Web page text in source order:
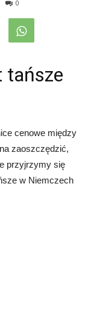
0
tańsze
cenowe między
zaoszczędzić,
przyjrzymy się
w Niemczech